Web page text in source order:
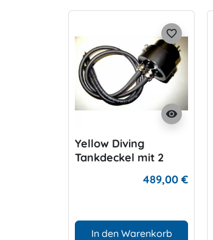
visibility
favorite_border
Yellow Diving
Tankdeckel mit 2
489,00 €
In den Warenkorb